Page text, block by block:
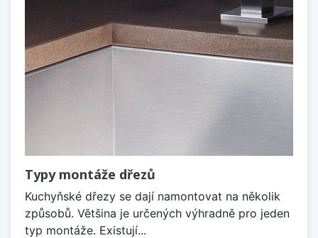
Typy montáže dřezů
Kuchyňské dřezy se dají namontovat na několik
způsobů. Většina je určených výhradně pro jeden
typ montáže. Existují...